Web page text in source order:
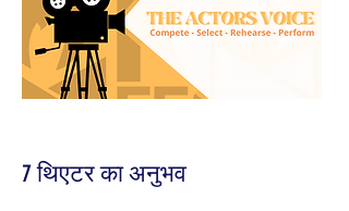
7 थिएटर का अनुभव